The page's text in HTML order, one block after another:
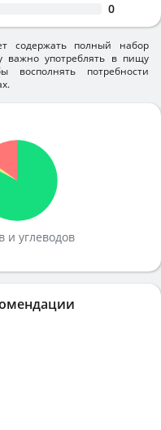
0
содержать полный набор
важно употреблять в пищу
восполнять потребности
и углеводов